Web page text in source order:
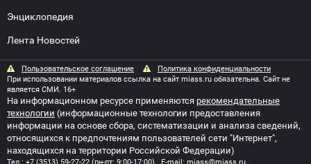
Энциклопедия
Лента Новостей
Пользовательское соглашение
Политика конфиденциальности
При использовании материалов ссылка на сайт miass.ru обязательна. Сайт не
является СМИ. 16+
На информационном ресурсе применяются рекомендательные
технологии (информационные технологии предоставления
информации на основе сбора, систематизации и анализа сведений,
относящихся к предпочтениям пользователей сети "Интернет",
находящихся на территории Российской Федерации)